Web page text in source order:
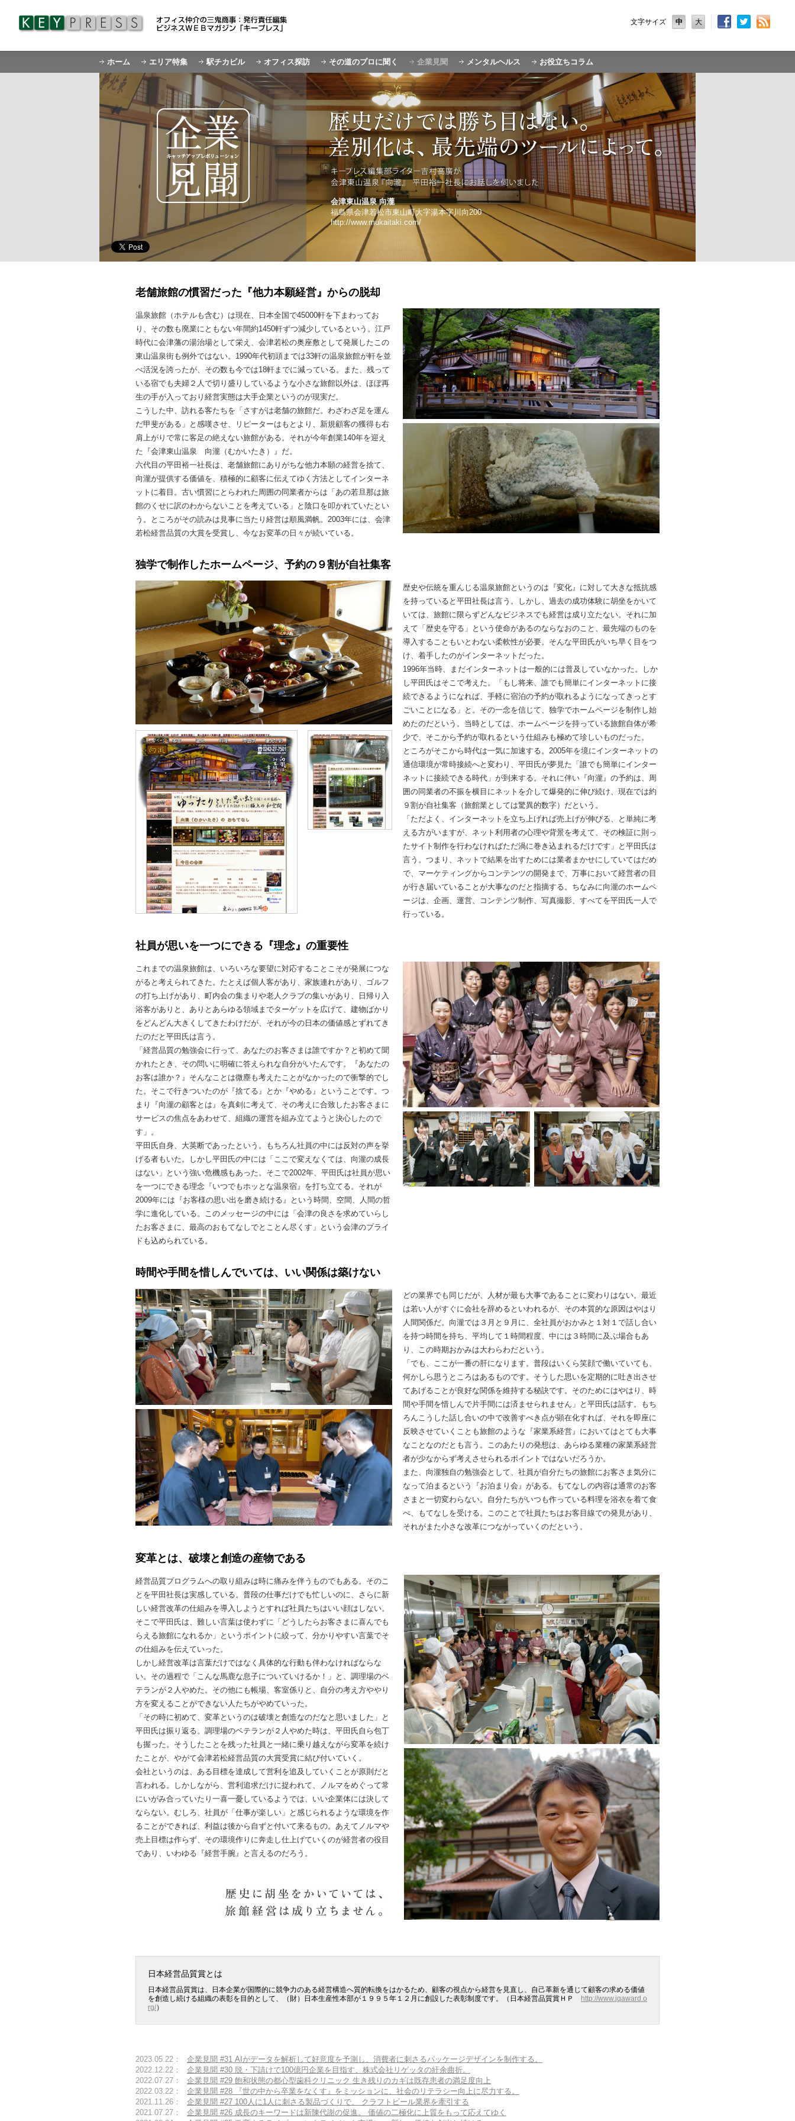
文字サイズ 中 大
ホーム エリア特集 駅チカビル オフィス探訪 その道のプロに聞く 企業見聞 メンタルヘルス お役立ちコラム
会津東山温泉 向瀧
福島県会津若松市東山町大字湯本字川向200
http://www.mukaitaki.com/
老舗旅館の慣習だった『他力本願経営』からの脱却
温泉旅館（ホテルも含む）は現在、日本全国で45000軒を下まわってお
り、その数も廃業にともない年間約1450軒ずつ減少しているという。江戸
時代に会津藩の湯治場として栄え、会津若松の奥座敷として発展したこの
東山温泉街も例外ではない。1990年代初頭までは33軒の温泉旅館が軒を並
べ活況を誇ったが、その数も今では18軒までに減っている。また、残って
いる宿でも夫婦２人で切り盛りしているような小さな旅館以外は、ほぼ再
生の手が入っており経営実態は大手企業というのが現実だ。
こうした中、訪れる客たちを「さすがは老舗の旅館だ。わざわざ足を運ん
だ甲斐がある」と感嘆させ、リピーターはもとより、新規顧客の獲得も右
肩上がりで常に客足の絶えない旅館がある。それが今年創業140年を迎え
た『会津東山温泉 向瀧（むかいたき）』だ。
六代目の平田裕一社長は、老舗旅館にありがちな他力本願の経営を捨て、
向瀧が提供する価値を、積極的に顧客に伝えてゆく方法としてインターネ
ットに着目。古い慣習にとらわれた周囲の同業者からは「あの若旦那は旅
館のくせに訳のわからないことを考えている」と陰口を叩かれていたとい
う。ところがその読みは見事に当たり経営は順風満帆。2003年には、会津
若松経営品質の大賞を受賞し、今なお変革の日々が続いている。
独学で制作したホームページ、予約の９割が自社集客
歴史や伝統を重んじる温泉旅館というのは『変化』に対して大きな抵抗感
を持っていると平田社長は言う。しかし、過去の成功体験に胡坐をかいて
いては、旅館に限らずどんなビジネスでも経営は成り立たない。それに加
えて「歴史を守る」という使命があるのならなおのこと、最先端のものを
導入することもいとわない柔軟性が必要。そんな平田氏がいち早く目をつ
け、着手したのがインターネットだった。
1996年当時、まだインターネットは一般的には普及していなかった。しか
し平田氏はそこで考えた。「もし将来、誰でも簡単にインターネットに接
続できるようになれば、手軽に宿泊の予約が取れるようになってきっとす
ごいことになる」と。その一念を信じて、独学でホームページを制作し始
めたのだという。当時としては、ホームページを持っている旅館自体が希
少で、そこから予約が取れるという仕組みも極めて珍しいものだった。
ところがそこから時代は一気に加速する。2005年を境にインターネットの
通信環境が常時接続へと変わり、平田氏が夢見た「誰でも簡単にインター
ネットに接続できる時代」が到来する。それに伴い『向瀧』の予約は、周
囲の同業者の不振を横目にネットを介して爆発的に伸び続け、現在では約
９割が自社集客（旅館業としては驚異的数字）だという。
「ただよく、インターネットを立ち上げれば売上げが伸びる、と単純に考
える方がいますが、ネット利用者の心理や背景を考えて、その検証に則っ
たサイト制作を行わなければただ渦に巻き込まれるだけです」と平田氏は
言う。つまり、ネットで結果を出すためには業者まかせにしていてはだめ
で、マーケティングからコンテンツの開発まで、万事において経営者の目
が行き届いていることが大事なのだと指摘する。ちなみに向瀧のホームペ
ージは、企画、運営、コンテンツ制作、写真撮影、すべてを平田氏一人で
行っている。
社員が思いを一つにできる『理念』の重要性
これまでの温泉旅館は、いろいろな要望に対応することこそが発展につな
がると考えられてきた。たとえば個人客があり、家族連れがあり、ゴルフ
の打ち上げがあり、町内会の集まりや老人クラブの集いがあり、日帰り入
浴客がありと、ありとあらゆる領域までターゲットを広げて、建物ばかり
をどんどん大きくしてきたわけだが、それが今の日本の価値感とずれてき
たのだと平田氏は言う。
「経営品質の勉強会に行って、あなたのお客さまは誰ですか？と初めて聞
かれたとき、その問いに明確に答えられな自分がいたんです。『あなたの
お客は誰か？』そんなことは微塵も考えたことがなかったので衝撃的でし
た。そこで行きついたのが『捨てる』とか『やめる』ということです。つ
まり『向瀧の顧客とは』を真剣に考えて、その考えに合致したお客さまに
サービスの焦点をあわせて、組織の運営を組み立てようと決心したので
す」。
平田氏自身、大英断であったという。もちろん社員の中には反対の声を挙
げる者もいた。しかし平田氏の中には「ここで変えなくては、向瀧の成長
はない」という強い危機感もあった。そこで2002年、平田氏は社員が思い
を一つにできる理念『いつでもホッとな温泉宿』を打ち立てる。それが
2009年には『お客様の思い出を磨き続ける』という時間、空間、人間の哲
学に進化している。このメッセージの中には「会津の良さを求めていらし
たお客さまに、最高のおもてなしでとことん尽くす」という会津のプライ
ドも込められている。
時間や手間を惜しんでいては、いい関係は築けない
どの業界でも同じだが、人材が最も大事であることに変わりはない。最近
は若い人がすぐに会社を辞めるといわれるが、その本質的な原因はやはり
人間関係だ。向瀧では３月と９月に、全社員がおかみと１対１で話し合い
を持つ時間を持ち、平均して１時間程度、中には３時間に及ぶ場合もあ
り、この時期おかみは大わらわだという。
「でも、ここが一番の肝になります。普段はいくら笑顔で働いていても、
何かしら思うところはあるものです。そうした思いを定期的に吐き出させ
てあげることが良好な関係を維持する秘訣です。そのためにはやはり、時
間や手間を惜しんで片手間には済ませられません」と平田氏は話す。もち
ろんこうした話し合いの中で改善すべき点が顕在化すれば、それを即座に
反映させていくことも旅館のような『家業系経営』においてはとても大事
なことなのだとも言う。このあたりの発想は、あらゆる業種の家業系経営
者が少なからず考えさせられるポイントではないだろうか。
また、向瀧独自の勉強会として、社員が自分たちの旅館にお客さま気分に
なって泊まるという『お泊まり会』がある。もてなしの内容は通常のお客
さまと一切変わらない。自分たちがいつも作っている料理を浴衣を着て食
べ、もてなしを受ける。このことで社員たちはお客目線での発見があり、
それがまた小さな改革につながっていくのだという。
変革とは、破壊と創造の産物である
経営品質プログラムへの取り組みは時に痛みを伴うものでもある。そのこ
とを平田社長は実感している。普段の仕事だけでも忙しいのに、さらに新
しい経営改革の仕組みを導入しようとすれば社員たちはいい顔はしない。
そこで平田氏は、難しい言葉は使わずに「どうしたらお客さまに喜んでも
らえる旅館になれるか」というポイントに絞って、分かりやすい言葉でそ
の仕組みを伝えていった。
しかし経営改革は言葉だけではなく具体的な行動も伴わなければならな
い。その過程で「こんな馬鹿な息子についていけるか！」と、調理場のベ
テランが２人やめた。その他にも帳場、客室係りと、自分の考え方ややり
方を変えることができない人たちがやめていった。
「その時に初めて、変革というのは破壊と創造なのだなと思いました」と
平田氏は振り返る。調理場のベテランが２人やめた時は、平田氏自ら包丁
も握った。そうしたことを残った社員と一緒に乗り越えながら変革を続け
たことが、やがて会津若松経営品質の大賞受賞に結び付いていく。
会社というのは、ある目標を達成して営利を追及していくことが原則だと
言われる。しかしながら、営利追求だけに捉われて、ノルマをめぐって常
にいがみ合っていたり一喜一憂しているようでは、いい企業体には決して
ならない。むしろ、社員が「仕事が楽しい」と感じられるような環境を作
ることができれば、利益は後から自ずと付いて来るもの。あえてノルマや
売上目標は作らず、その環境作りに奔走し仕上げていくのが経営者の役目
であり、いわゆる『経営手腕』と言えるのだろう。
日本経営品質賞とは
日本経営品質賞は、日本企業が国際的に競争力のある経営構造へ質的転換をはかるため、顧客の視点から経営を見直し、自己革新を通じて顧客の求める価値
を創造し続ける組織の表彰を目的として、（財）日本生産性本部が１９９５年１２月に創設した表彰制度です。（日本経営品質賞ＨＰ http://www.jqaward.o
rg/）
2023.05.22：
企業見聞 #31 AIがデータを解析して好意度を予測し、消費者に刺さるパッケージデザインを制作する。
2022.12.22：
企業見聞 #30 脱・下請けで100億円企業を目指す、株式会社リゲッタの紆余曲折。
2022.07.27：
企業見聞 #29 飽和状態の都心型歯科クリニック 生き残りのカギは既存患者の満足度向上
2022.03.22：
企業見聞 #28 『世の中から卒業をなくす』をミッションに、社会のリテラシー向上に尽力する。
2021.11.26：
企業見聞 #27 100人に1人に刺さる製品づくりで、 クラフトビール業界を牽引する
2021.07.27：
企業見聞 #26 成長のキーワードは新陳代謝の促進。 価値の二極化に上質をもって応えてゆく